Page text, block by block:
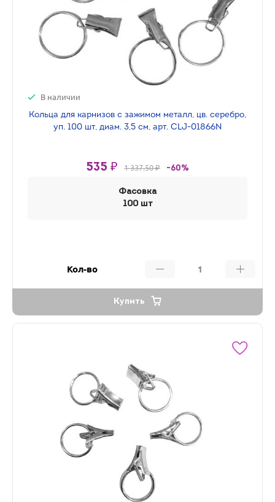
В наличии
Кольца для карнизов с зажимом металл, цв. серебро,
уп. 100 шт, диам. 3,5 см, арт. CLJ-01866N
535 ₽ 1 337.50 ₽ -60%
Фасовка
100 шт
Кол-во
Купить